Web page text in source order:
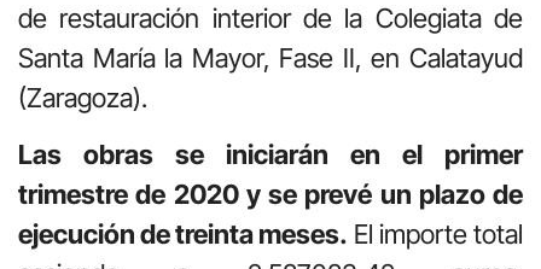
de restauración interior de la Colegiata de
Santa María la Mayor, Fase II, en Calatayud
(Zaragoza).
Las obras se iniciarán en el primer
trimestre de 2020 y se prevé un plazo de
ejecución de treinta meses. El importe total